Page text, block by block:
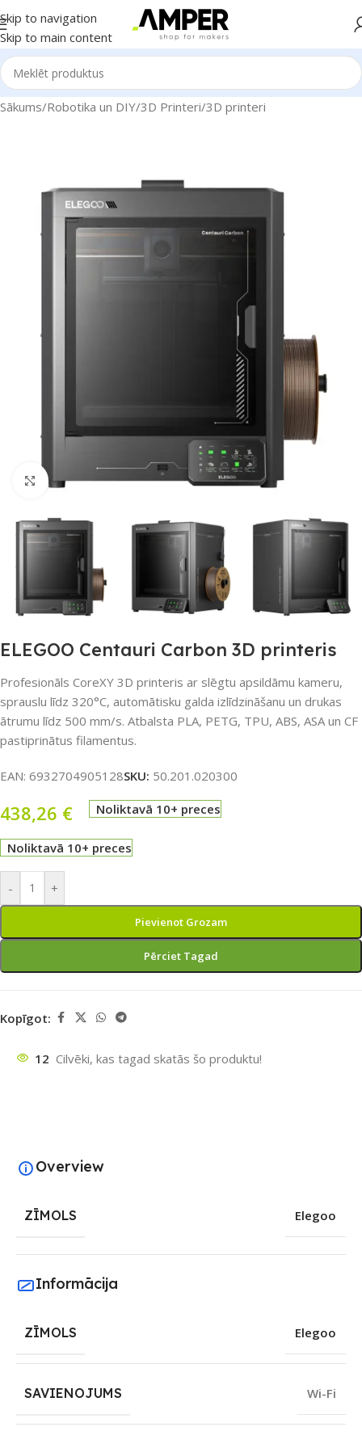
Skip to navigation
Skip to main content
Sākums/Robotika un DIY/3D Printeri/3D printeri
Noklikšķiniet, lai palielinātu
ELEGOO Centauri Carbon 3D printeris
Profesionāls CoreXY 3D printeris ar slēgtu apsildāmu kameru,
sprauslu līdz 320°C, automātisku galda izlīdzināšanu un drukas
ātrumu līdz 500 mm/s. Atbalsta PLA, PETG, TPU, ABS, ASA un CF
pastiprinātus filamentus.
EAN: 6932704905128SKU: 50.201.020300
438,26 € Noliktavā 10+ preces
Noliktavā 10+ preces
- +
Pievienot Grozam
Pērciet Tagad
Kopīgot:
12 Cilvēki, kas tagad skatās šo produktu!
Overview
ZĪMOLS Elegoo
Informācija
ZĪMOLS Elegoo
SAVIENOJUMS Wi-Fi